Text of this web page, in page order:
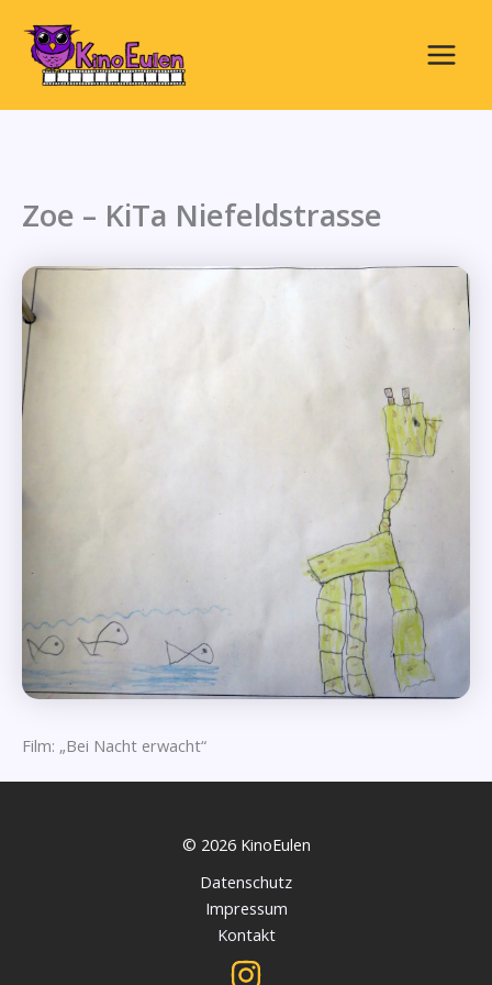
Inhalt
springen
Main
Menu
Zoe – KiTa Niefeldstrasse
Film: „Bei Nacht erwacht“
© 2026 KinoEulen
Datenschutz
Impressum
Kontakt